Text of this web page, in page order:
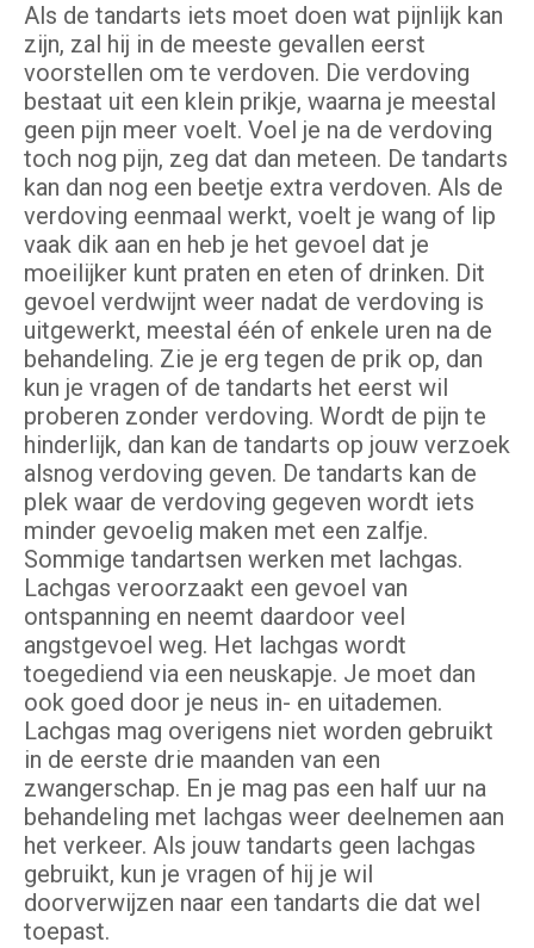
Als de tandarts iets moet doen wat pijnlijk kan
zijn, zal hij in de meeste gevallen eerst
voorstellen om te verdoven. Die verdoving
bestaat uit een klein prikje, waarna je meestal
geen pijn meer voelt. Voel je na de verdoving
toch nog pijn, zeg dat dan meteen. De tandarts
kan dan nog een beetje extra verdoven. Als de
verdoving eenmaal werkt, voelt je wang of lip
vaak dik aan en heb je het gevoel dat je
moeilijker kunt praten en eten of drinken. Dit
gevoel verdwijnt weer nadat de verdoving is
uitgewerkt, meestal één of enkele uren na de
behandeling. Zie je erg tegen de prik op, dan
kun je vragen of de tandarts het eerst wil
proberen zonder verdoving. Wordt de pijn te
hinderlijk, dan kan de tandarts op jouw verzoek
alsnog verdoving geven. De tandarts kan de
plek waar de verdoving gegeven wordt iets
minder gevoelig maken met een zalfje.
Sommige tandartsen werken met lachgas.
Lachgas veroorzaakt een gevoel van
ontspanning en neemt daardoor veel
angstgevoel weg. Het lachgas wordt
toegediend via een neuskapje. Je moet dan
ook goed door je neus in- en uitademen.
Lachgas mag overigens niet worden gebruikt
in de eerste drie maanden van een
zwangerschap. En je mag pas een half uur na
behandeling met lachgas weer deelnemen aan
het verkeer. Als jouw tandarts geen lachgas
gebruikt, kun je vragen of hij je wil
doorverwijzen naar een tandarts die dat wel
toepast.